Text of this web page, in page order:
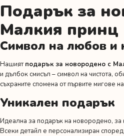
Подарък за
Малкия принц
Символ на любов и
Нашиятподарък за новородено с
и дълбок смисъл – символ на чистота,
съхраните спомена от първите мигове
Уникален подарък
Идеална за подарък на новородено,
Всеки детайл е персонализиран